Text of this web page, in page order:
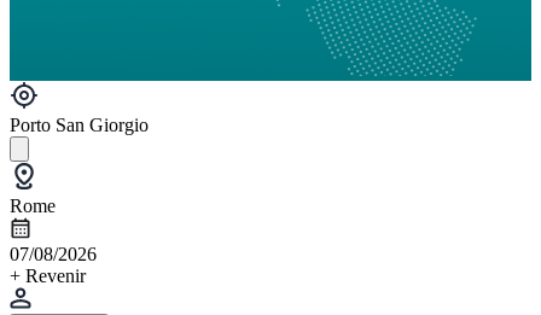
Porto San Giorgio
Rome
07/08/2026
+ Revenir